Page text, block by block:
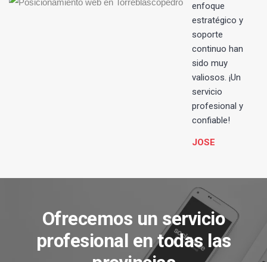
enfoque
estratégico y
soporte
continuo han
sido muy
valiosos. ¡Un
servicio
profesional y
confiable!
JOSE
Ofrecemos un servicio
profesional en todas las